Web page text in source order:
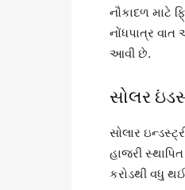
નૌકાદળ માટે
નોંધપાત્ર
આવી છે.
સોલર
સોલાર
હાજરી
કરોડથી વધુ